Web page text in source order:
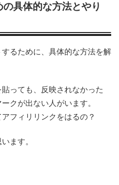
具体的な方法とやり
るために、具体的な方法を解
っても、反映されなかった
クが出ない人がいます。
フィリリンクをはるの？
ます。